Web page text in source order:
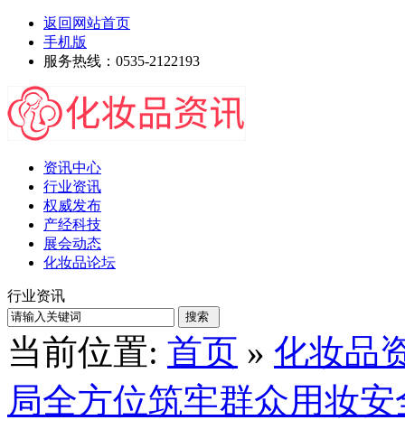
返回网站首页
手机版
服务热线：0535-2122193
资讯中心
行业资讯
权威发布
产经科技
展会动态
化妆品论坛
行业资讯
当前位置: 首页 » 化妆品
局全方位筑牢群众用妆